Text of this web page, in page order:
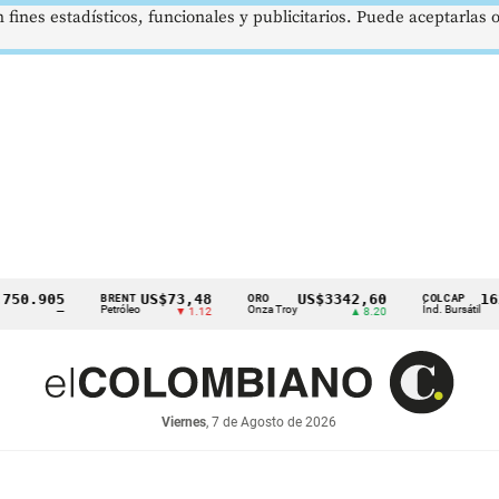
BRENT
Petróleo
US$73,48
▼ 1.12 Onza Troy
US$3342,60
▲ 8.20
COLCAP
Índ. Bursátil
Viernes, 7 de Agosto de 2026
estadísticos, funcionales y publicitarios. Puede aceptarlas